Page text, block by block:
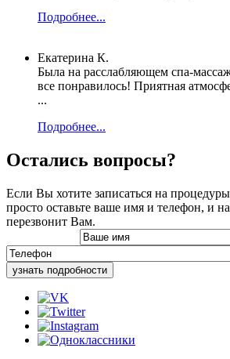
Подробнее...
Екатерина К.
Была на расслабляющем спа-
все понравилось! Приятная
...
Подробнее...
Остались вопросы?
Если Вы хотите записаться на
просто оставьте ваше имя и телефон, и
перезвонит Вам.
узнать подробности